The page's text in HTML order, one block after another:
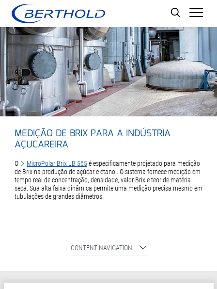
MEDIÇÃO DE BRIX PARA A INDÚSTRIA
AÇUCAREIRA
O MicroPolar Brix LB 565é especificamente projetado para medição
de Brix na produção de açúcar e etanol. O sistema fornece medição em
tempo real de concentração, densidade, valor Brix e teor de matéria
seca. Sua alta faixa dinâmica permite uma medição precisa mesmo em
tubulações de grandes diâmetros.
CONTENT NAVIGATION